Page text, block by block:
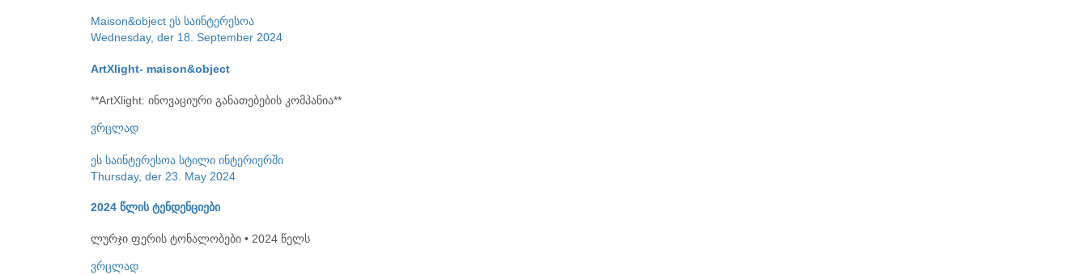
Maison&object ეს საინტერესოა
Wednesday, der 18. September 2024
ArtXlight- maison&object
**ArtXlight: ინოვაციური განათებების კომპანია**
ვრცლად
ეს საინტერესოა სტილი ინტერიერში
Thursday, der 23. May 2024
2024 წლის ტენდენციები
ლურჯი ფერის ტონალობები • 2024 წელს
ვრცლად